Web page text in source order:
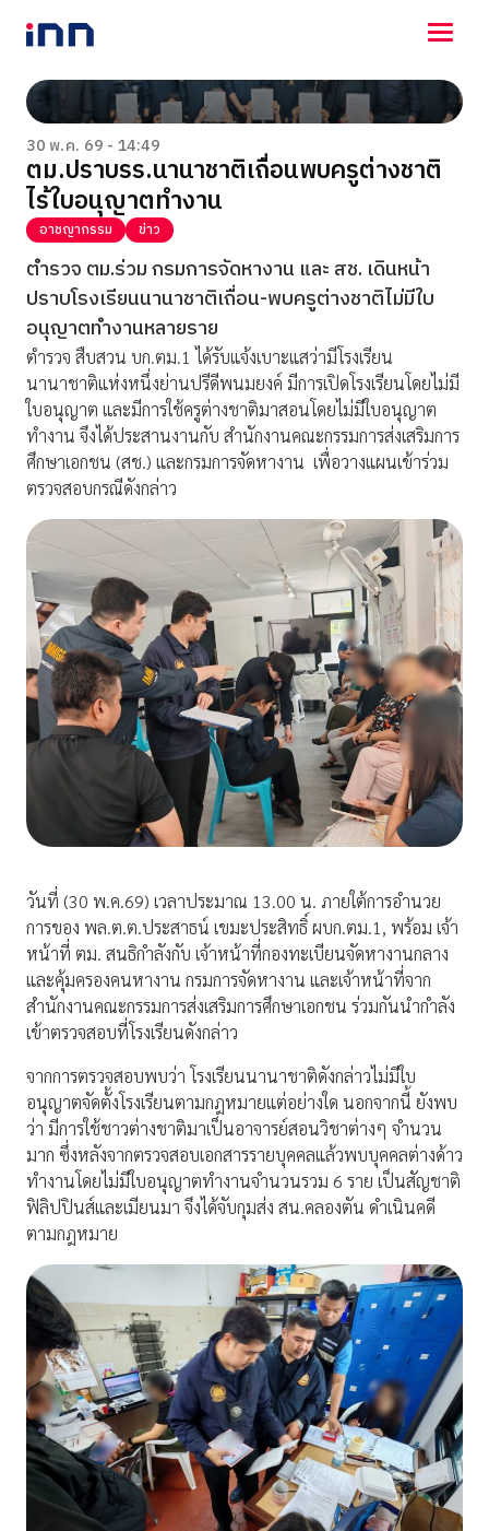
NEWS
ENTERTAINMENT
LIFESTYLE
HOROSCOPE
LOTTERY
VIDEO
ร่วมด้วยช่วยกัน
30 พ.ค. 69 - 14:49
ตม.ปราบรร.นานาชาติเถื่อนพบครูต่างชาติ
ไร้ใบอนุญาตทำงาน
อาชญากรรม ข่าว
ตำรวจ ตม.ร่วม กรมการจัดหางาน และ สช. เดินหน้า
ปราบโรงเรียนนานาชาติเถื่อน-พบครูต่างชาติไม่มีใบ
อนุญาตทำงานหลายราย
ตำรวจ สืบสวน บก.ตม.1 ได้รับแจ้งเบาะแสว่ามีโรงเรียน
นานาชาติแห่งหนึ่งย่านปรีดีพนมยงค์ มีการเปิดโรงเรียนโดยไม่มี
ใบอนุญาต และมีการใช้ครูต่างชาติมาสอนโดยไม่มีใบอนุญาต
ทำงาน จึงได้ประสานงานกับ สำนักงานคณะกรรมการส่งเสริมการ
ศึกษาเอกชน (สช.) และกรมการจัดหางาน เพื่อวางแผนเข้าร่วม
ตรวจสอบกรณีดังกล่าว
วันที่ (30 พ.ค.69) เวลาประมาณ 13.00 น. ภายใต้การอำนวย
การของ พล.ต.ต.ประสาธน์ เขมะประสิทธิ์ ผบก.ตม.1, พร้อม เจ้า
หน้าที่ ตม. สนธิกำลังกับ เจ้าหน้าที่กองทะเบียนจัดหางานกลาง
และคุ้มครองคนหางาน กรมการจัดหางาน และเจ้าหน้าที่จาก
สำนักงานคณะกรรมการส่งเสริมการศึกษาเอกชน ร่วมกันนำกำลัง
เข้าตรวจสอบที่โรงเรียนดังกล่าว
จากการตรวจสอบพบว่า โรงเรียนนานาชาติดังกล่าวไม่มีใบ
อนุญาตจัดตั้งโรงเรียนตามกฎหมายแต่อย่างใด นอกจากนี้ ยังพบ
ว่า มีการใช้ชาวต่างชาติมาเป็นอาจารย์สอนวิชาต่างๆ จำนวน
มาก ซึ่งหลังจากตรวจสอบเอกสารรายบุคคลแล้วพบบุคคลต่างด้าว
ทำงานโดยไม่มีใบอนุญาตทำงานจำนวนรวม 6 ราย เป็นสัญชาติ
ฟิลิปปินส์และเมียนมา จึงได้จับกุมส่ง สน.คลองตัน ดำเนินคดี
ตามกฎหมาย